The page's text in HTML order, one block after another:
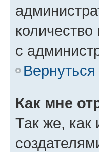
с
Как мне
Так же, как